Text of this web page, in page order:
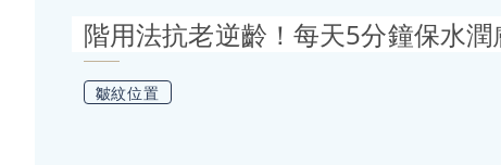
階用法抗老逆齡！每天5分鐘保水潤
皺紋位置